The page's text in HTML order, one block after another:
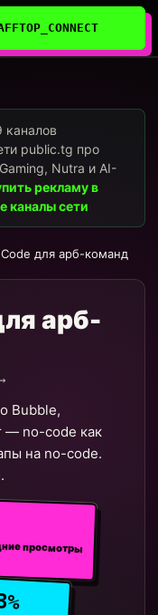
каналов
public.tg про
Nutra и AI-
рекламу в
каналы сети
для арб-команд
арб-
Bubble,
— no-code как
на no-code.
просмотры